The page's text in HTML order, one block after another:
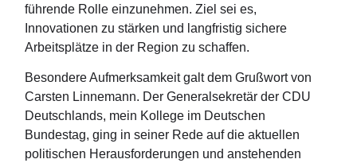
führende Rolle einzunehmen. Ziel sei es,
Innovationen zu stärken und langfristig sichere
Arbeitsplätze in der Region zu schaffen.
Besondere Aufmerksamkeit galt dem Grußwort von
Carsten Linnemann. Der Generalsekretär der CDU
Deutschlands, mein Kollege im Deutschen
Bundestag, ging in seiner Rede auf die aktuellen
politischen Herausforderungen und anstehenden